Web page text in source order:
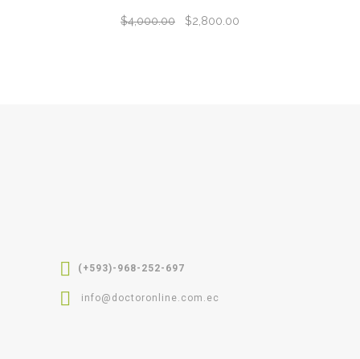
$4,000.00 $2,800.00
(+593)-968-252-697
info@doctoronline.com.ec